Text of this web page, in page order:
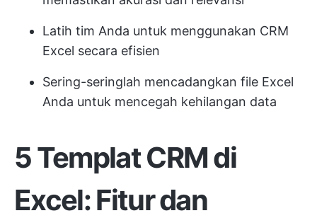
Latih tim Anda untuk menggunakan CRM
Excel secara efisien
Sering-seringlah mencadangkan file Excel
Anda untuk mencegah kehilangan data
5 Templat CRM di
Excel: Fitur dan